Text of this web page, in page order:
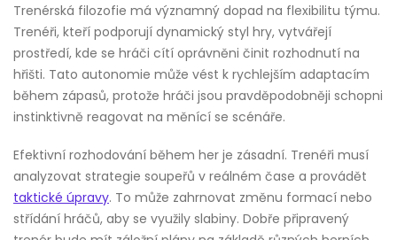
Trenérská filozofie má významný dopad na flexibilitu týmu.
Trenéři, kteří podporují dynamický styl hry, vytvářejí
prostředí, kde se hráči cítí oprávněni činit rozhodnutí na
hřišti. Tato autonomie může vést k rychlejším adaptacím
během zápasů, protože hráči jsou pravděpodobněji schopni
instinktivně reagovat na měnící se scénáře.
Efektivní rozhodování během her je zásadní. Trenéři musí
analyzovat strategie soupeřů v reálném čase a provádět
taktické úpravy. To může zahrnovat změnu formací nebo
střídání hráčů, aby se využily slabiny. Dobře připravený